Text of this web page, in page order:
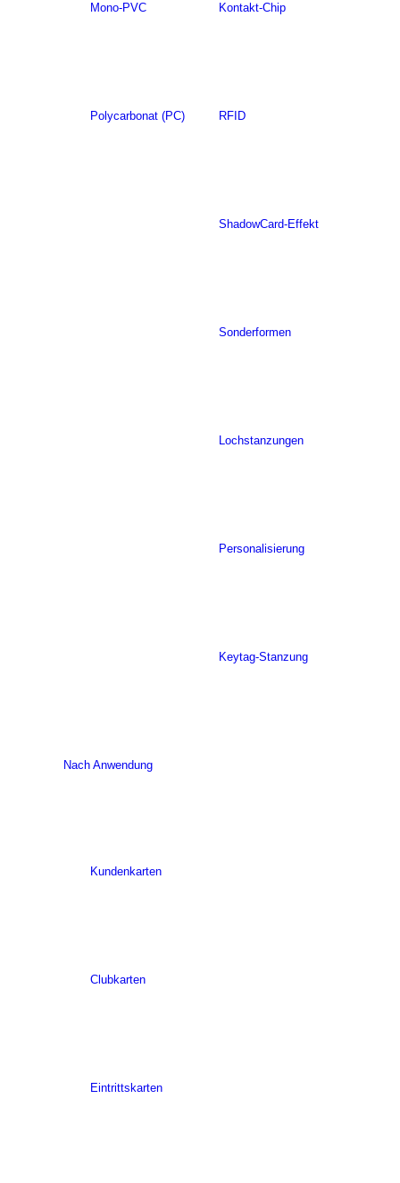
Mono-PVC
Polycarbonat (PC)
Kontakt-Chip
RFID
ShadowCard-Effekt
Sonderformen
Lochstanzungen
Personalisierung
Keytag-Stanzung
Nach Anwendung
Kundenkarten
Clubkarten
Eintrittskarten